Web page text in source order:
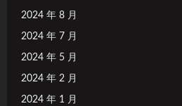
2024 年 8 月
2024 年 7 月
2024 年 5 月
2024 年 2 月
2024 年 1 月